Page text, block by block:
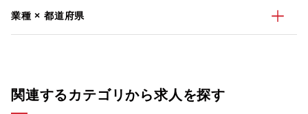
業種 × 都道府県
関連するカテゴリから求人を探す